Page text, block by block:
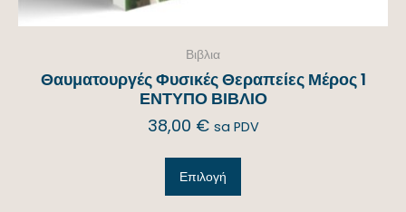
Βιβλια
Θαυματουργές Φυσικές Θεραπείες Μέρος 1
ΕΝΤΥΠΟ ΒΙΒΛΙΟ
38,00 € sa PDV
Επιλογή